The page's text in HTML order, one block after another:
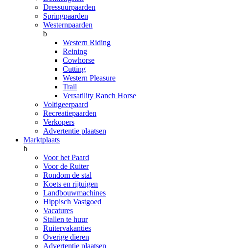
Dressuurpaarden
Springpaarden
Westernpaarden
b
Western Riding
Reining
Cowhorse
Cutting
Western Pleasure
Trail
Versatility Ranch Horse
Voltigeerpaard
Recreatiepaarden
Verkopers
Advertentie plaatsen
Marktplaats
b
Voor het Paard
Voor de Ruiter
Rondom de stal
Koets en rijtuigen
Landbouwmachines
Hippisch Vastgoed
Vacatures
Stallen te huur
Ruitervakanties
Overige dieren
Advertentie plaatsen